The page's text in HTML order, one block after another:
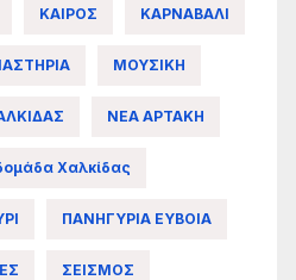
ΚΑΙΡΟΣ ΚΑΡΝΑΒΑΛΙ
ΜΟΥΣΙΚΗ
ΝΕΑ ΑΡΤΑΚΗ
Χαλκίδας
ΠΑΝΗΓΥΡΙΑ ΕΥΒΟΙΑ
ΣΕΙΣΜΟΣ